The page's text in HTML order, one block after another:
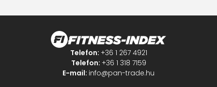
Telefon: +36 1 267 4921
Telefon: +36 1 318 7159
E-mail: info@pan-trade.hu